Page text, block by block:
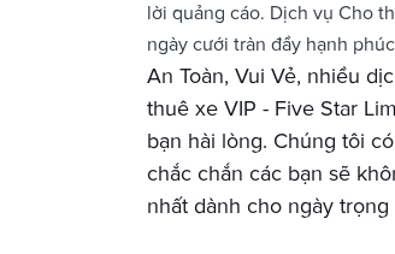
lời quảng cáo. Dịch vụ Cho
ngày cưới tràn đầy hạnh
An Toàn, Vui Vẻ, nhiều
thuê xe VIP - Five Star
bạn hài lòng. Chúng tôi
chắc chắn các bạn sẽ
nhất dành cho ngày